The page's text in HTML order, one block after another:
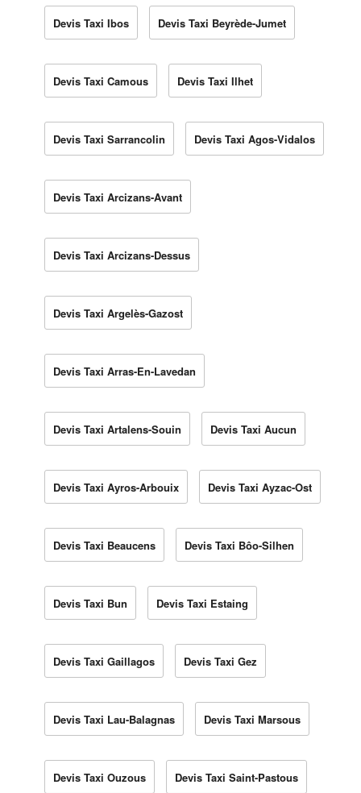
Devis Taxi Ibos Devis Taxi Beyrède-Jumet
Devis Taxi Camous Devis Taxi Ilhet
Devis Taxi Sarrancolin Devis Taxi Agos-Vidalos
Devis Taxi Arcizans-Avant
Devis Taxi Arcizans-Dessus
Devis Taxi Argelès-Gazost
Devis Taxi Arras-En-Lavedan
Devis Taxi Artalens-Souin Devis Taxi Aucun
Devis Taxi Ayros-Arbouix Devis Taxi Ayzac-Ost
Devis Taxi Beaucens Devis Taxi Bôo-Silhen
Devis Taxi Bun Devis Taxi Estaing
Devis Taxi Gaillagos Devis Taxi Gez
Devis Taxi Lau-Balagnas Devis Taxi Marsous
Devis Taxi Ouzous Devis Taxi Saint-Pastous